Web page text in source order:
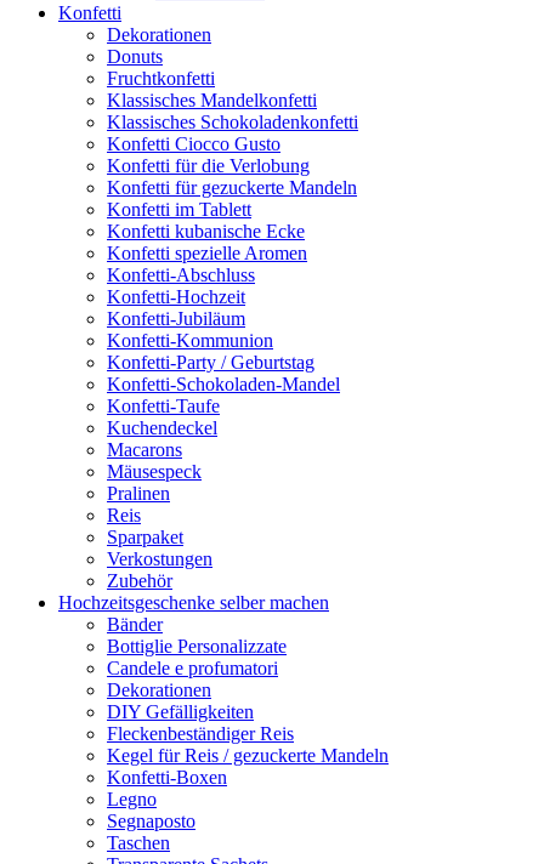
Konfetti
Dekorationen
Donuts
Fruchtkonfetti
Klassisches Mandelkonfetti
Klassisches Schokoladenkonfetti
Konfetti Ciocco Gusto
Konfetti für die Verlobung
Konfetti für gezuckerte Mandeln
Konfetti im Tablett
Konfetti kubanische Ecke
Konfetti spezielle Aromen
Konfetti-Abschluss
Konfetti-Hochzeit
Konfetti-Jubiläum
Konfetti-Kommunion
Konfetti-Party / Geburtstag
Konfetti-Schokoladen-Mandel
Konfetti-Taufe
Kuchendeckel
Macarons
Mäusespeck
Pralinen
Reis
Sparpaket
Verkostungen
Zubehör
Hochzeitsgeschenke selber machen
Bänder
Bottiglie Personalizzate
Candele e profumatori
Dekorationen
DIY Gefälligkeiten
Fleckenbeständiger Reis
Kegel für Reis / gezuckerte Mandeln
Konfetti-Boxen
Legno
Segnaposto
Taschen